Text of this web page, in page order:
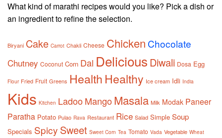
What kind of marathi recipes would you like? Pick a dish or
an ingredient to refine the selection.
Biryani Cake Carrot Chakli Cheese Chicken Chocolate
Chutney Coconut Corn Dal Delicious Diwali Dosa Egg
Flour Fried Fruit Greens Health Healthy Ice cream Idli India
Kids Kitchen LadooMangoMasala Milk Modak Paneer
Paratha Potato Pulao Rava Restaurant Rice Salad Simple Soup
Specials Spicy Sweet Sweet Corn Tea Tomato Vada Vegetable Wheat